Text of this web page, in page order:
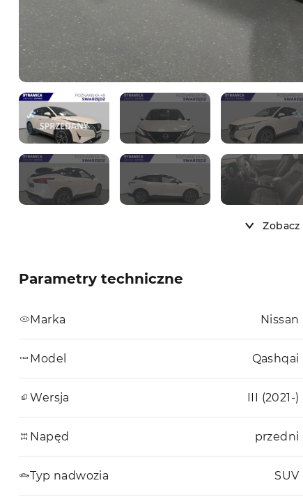
Zobacz
Parametry techniczne
Marka Nissan
Model Qashqai
Wersja III (2021-)
Napęd przedni
Typ nadwozia SUV